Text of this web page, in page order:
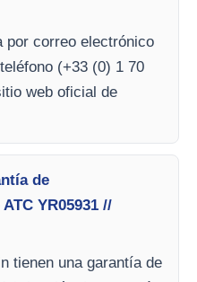
por correo electrónico
(+33 (0) 1 70
web oficial de
de
YR05931 //
tienen una garantía de